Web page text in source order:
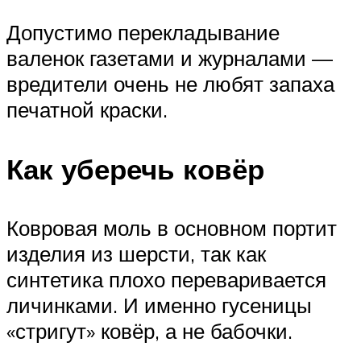
Допустимо перекладывание
валенок газетами и журналами —
вредители очень не любят запаха
печатной краски.
Как уберечь ковёр
Ковровая моль в основном портит
изделия из шерсти, так как
синтетика плохо переваривается
личинками. И именно гусеницы
«стригут» ковёр, а не бабочки.